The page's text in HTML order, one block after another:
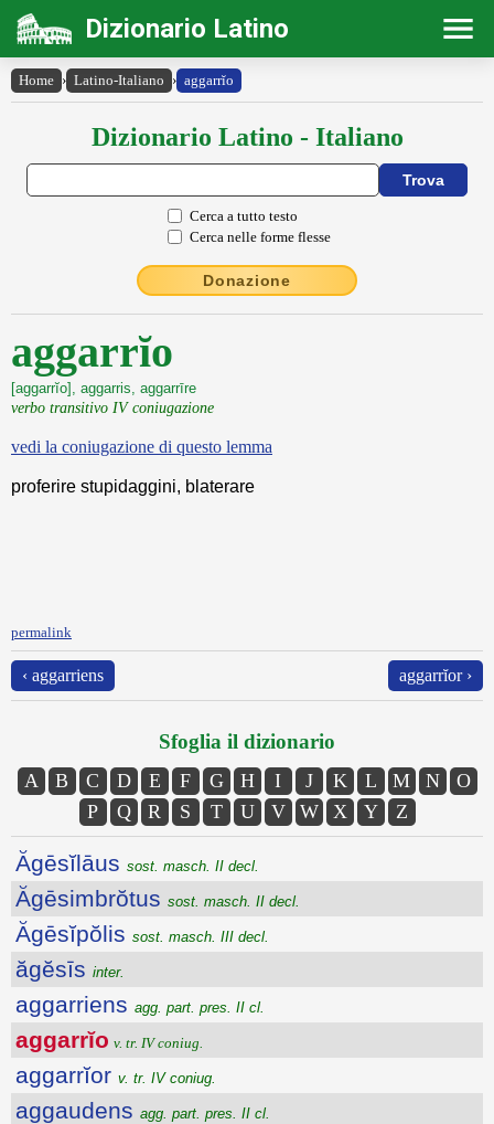
Dizionario Latino
Home › Latino-Italiano › aggarrĭo
Dizionario Latino - Italiano
Cerca a tutto testo
Cerca nelle forme flesse
Donazione
aggarrĭo
[aggarrĭo], aggarris, aggarrīre
verbo transitivo IV coniugazione
vedi la coniugazione di questo lemma
proferire stupidaggini, blaterare
permalink
‹ aggarriens aggarrĭor ›
Sfoglia il dizionario
A B C D E F G H I J K L M N
O
P
Q R S T U V W X Y Z
Ăgēsĭlāus sost. masch. II decl.
Ăgēsimbrŏtus sost. masch. II decl.
Ăgēsĭpŏlis sost. masch. III decl.
ăgĕsīs inter.
aggarriens agg. part. pres. II cl.
aggarrĭo v. tr. IV coniug.
aggarrĭor v. tr. IV coniug.
aggaudens agg. part. pres. II cl.